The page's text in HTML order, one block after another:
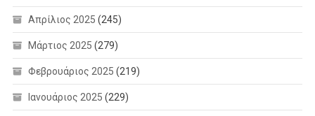
Απρίλιος 2025 (245)
Μάρτιος 2025 (279)
Φεβρουάριος 2025 (219)
Ιανουάριος 2025 (229)